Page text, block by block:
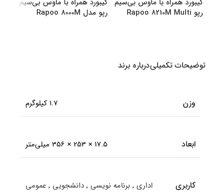
رپو Rapoo 8210M Multi
رپو مدل Rapoo 8000M
توضیحات تکمیلیدرباره برند
وزن 1.7 کیلوگرم
ابعاد 17.5 × 253 × 356 میلی‌متر
کاربری اداری , برنامه نویسی , دانشجویی , عمومی